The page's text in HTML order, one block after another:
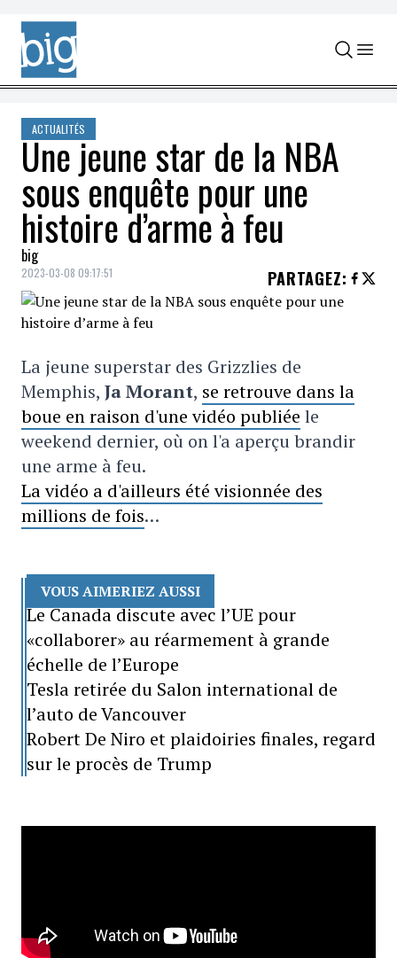
Skip to content
ACTUALITÉS
Une jeune star de la NBA
sous enquête pour une
histoire d’arme à feu
big
2023-03-08 09:17:51 PARTAGEZ:
La jeune superstar des Grizzlies de
Memphis, Ja Morant, se retrouve dans la
boue en raison d'une vidéo publiée le
weekend dernier, où on l'a aperçu brandir
une arme à feu.
La vidéo a d'ailleurs été visionnée des
millions de fois…
VOUS AIMERIEZ AUSSI
Le Canada discute avec l’UE pour
«collaborer» au réarmement à grande
échelle de l’Europe
Tesla retirée du Salon international de
l’auto de Vancouver
Robert De Niro et plaidoiries finales, regard
sur le procès de Trump